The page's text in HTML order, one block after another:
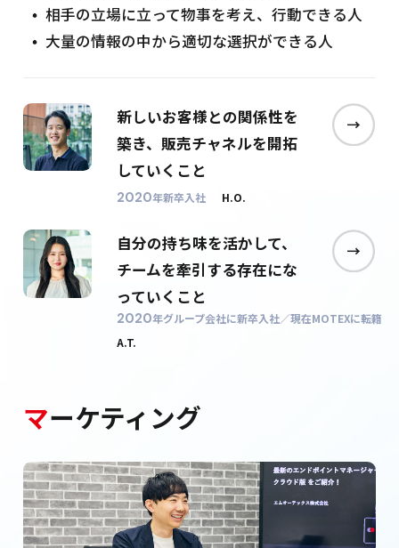
相手の立場に立って物事を考え、行動できる人
大量の情報の中から適切な選択ができる人
新しいお客様との関係性を
築き、販売チャネルを開拓
していくこと
2020年新卒入社 H.O.
自分の持ち味を活かして、
チームを牽引する存在にな
っていくこと
2020年グループ会社に新卒入社／現在MOTEXに転籍
A.T.
マーケティング